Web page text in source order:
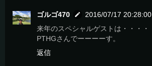
ゴルゴ470
2016/07/17 20:28:00
来年のスペシャルゲストは・・・・
PTHGさんでーーーーす。
返信